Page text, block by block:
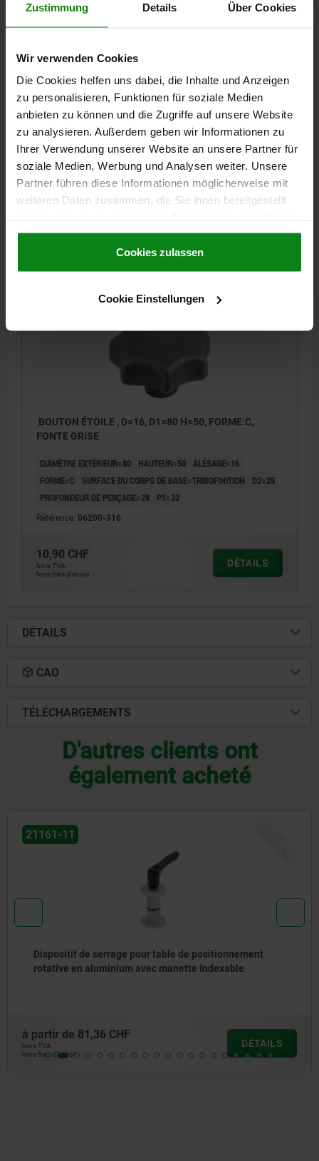
Zustimmung Details Über Cookies
Wir verwenden Cookies
Die Cookies helfen uns dabei, die Inhalte und Anzeigen
zu personalisieren, Funktionen für soziale Medien
anbieten zu können und die Zugriffe auf unsere Website
zu analysieren. Außerdem geben wir Informationen zu
Ihrer Verwendung unserer Website an unsere Partner für
soziale Medien, Werbung und Analysen weiter. Unsere
Partner führen diese Informationen möglicherweise mit
weiteren Daten zusammen, die Sie ihnen bereitgestellt
gesammelt haben.Cookie Richtlinien
Datenschutz|AGB
Cookies zulassen
Cookie Einstellungen
BOUTON ÉTOILE , D=12, D1=63 H=40, FORME:C,
FONTE GRISE
DIAMÈTRE EXTÉRIEUR=63 HAUTEUR=40 ALÉSAGE=12
FORME=C SURFACE DU CORPS DE BASE=TRIBOFINITION D2=20
PROFONDEUR DE PERÇAGE=22 P1=25
Référence:06200-312
BOUTON ÉTOILE , D=16, D1=80 H=50, FORME:C,
FONTE GRISE
DIAMÈTRE EXTÉRIEUR=80 HAUTEUR=50
ALÉSAGE=16
FORME=C
SURFACE DU CORPS DE BASE=TRIBOFINITION
D2=25
PROFONDEUR DE PERÇAGE=28
P1=32
Référence: 06200-316
10,90 CHF
hors TVA
hors frais d’envoi
DÉTAILS
DÉTAILS
CAO
TÉLÉCHARGEMENTS
D'autres clients ont
également acheté
NOUVEAU
DÉTAILS
Bouton aster ergonomique
6,27 CHF
hors frais d’envoi